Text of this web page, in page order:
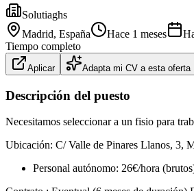
Solutiaghs
Madrid, España Hace 1 meses
Tiempo completo
Aplicar Adapta mi CV a esta oferta
Descripción del puesto
Necesitamos seleccionar a un fisio para
Ubicación: C/ Valle de Pinares Llanos, 3,
Personal autónomo: 26€/hora